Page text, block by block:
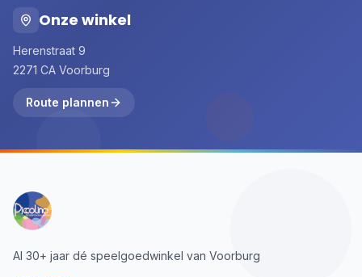
Onze winkel
Herenstraat 9
2271 CA Voorburg
Route plannen
Al 30+ jaar dé speelgoedwinkel van Voorburg